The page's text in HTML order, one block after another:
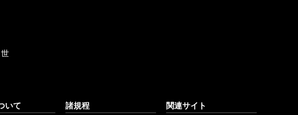
いて 諸規程 関連サイト